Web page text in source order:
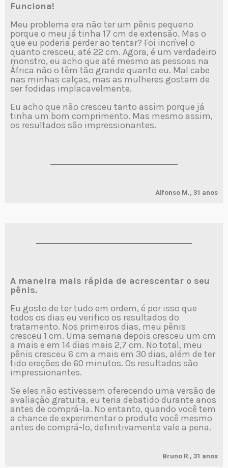
Funciona!
Meu problema era não ter um pênis pequeno
porque o meu já tinha 17 cm de extensão. Mas o
que eu poderia perder ao tentar? Foi incrível o
quanto cresceu, até 22 cm. Agora, é um verdadeiro
monstro, eu acho que até mesmo as pessoas na
África não o têm tão grande quanto eu. Mal cabe
nas minhas calças, mas as mulheres gostam de
ser fodidas implacavelmente.
Eu acho que não cresceu tanto assim porque já
tinha um bom comprimento. Mas mesmo assim,
os resultados são impressionantes.
Alfonso M., 31 anos
A maneira mais rápida de acrescentar o seu
pênis.
Eu gosto de ter tudo em ordem, é por isso que
todos os dias eu verifico os resultados do
tratamento. Nos primeiros dias, meu pênis
cresceu 1 cm. Uma semana depois cresceu um cm
a mais e em 14 dias mais 2,7 cm. No total, meu
pênis cresceu 6 cm a mais em 30 dias, além de ter
tido ereções de 60 minutos. Os resultados são
impressionantes.
Se eles não estivessem oferecendo uma versão de
avaliação gratuita, eu teria debatido durante anos
antes de comprá-la. No entanto, quando você tem
a chance de experimentar o produto você mesmo
antes de comprá-lo, definitivamente vale a pena.
Bruno R., 31 anos